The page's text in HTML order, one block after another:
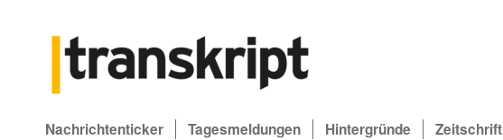
Nachrichtenticker Tagesmeldungen Hintergründe Zeitschrift